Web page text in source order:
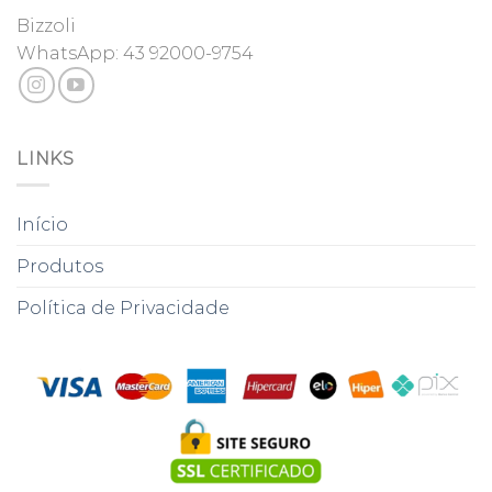
Bizzoli
WhatsApp: 43 92000-9754
LINKS
Início
Produtos
Política de Privacidade